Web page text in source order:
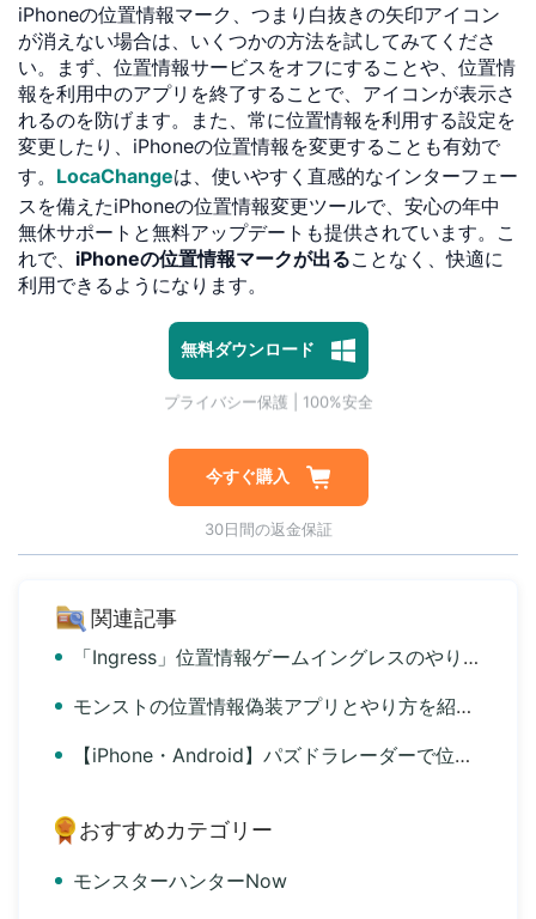
iPhoneの位置情報マーク、つまり白抜きの矢印アイコン
が消えない場合は、いくつかの方法を試してみてくださ
い。まず、位置情報サービスをオフにすることや、位置情
報を利用中のアプリを終了することで、アイコンが表示さ
れるのを防げます。また、常に位置情報を利用する設定を
変更したり、iPhoneの位置情報を変更することも有効で
す。 LocaChangeは、使いやすく直感的なインターフェー
スを備えたiPhoneの位置情報変更ツールで、安心の年中
無休サポートと無料アップデートも提供されています。こ
れで、 iPhoneの位置情報マークが出ることなく、快適に
利用できるようになります。
無料ダウンロード
プライバシー保護 | 100%安全
マルウェアなし | 広告なし
1対1専門技術サポート
プライバシー保護 | 100%安全
今すぐ購入
30日間の返金保証
関連記事
「Ingress」位置情報ゲームイングレスのやり方と位置偽装ツール完全ガイド
モンストの位置情報偽装アプリとやり方を紹介「iPhone・Android」
【iPhone・Android】パズドラレーダーで位置情報を偽装・設定する方法と対策
おすすめカテゴリー
モンスターハンターNow